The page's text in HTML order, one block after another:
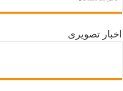
اخبار تصویری